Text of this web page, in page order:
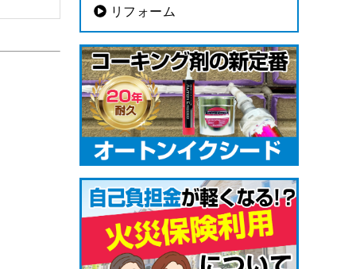
リフォーム